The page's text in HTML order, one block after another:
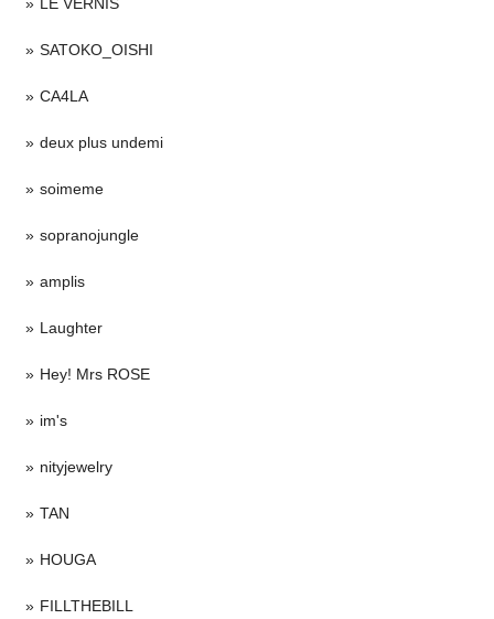
LE VERNIS
SATOKO_OISHI
CA4LA
deux plus undemi
soimeme
sopranojungle
amplis
Laughter
Hey! Mrs ROSE
im's
nityjewelry
TAN
HOUGA
FILLTHEBILL